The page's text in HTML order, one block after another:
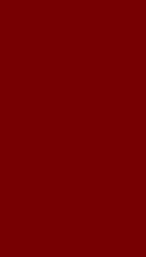
个人数据，您可以